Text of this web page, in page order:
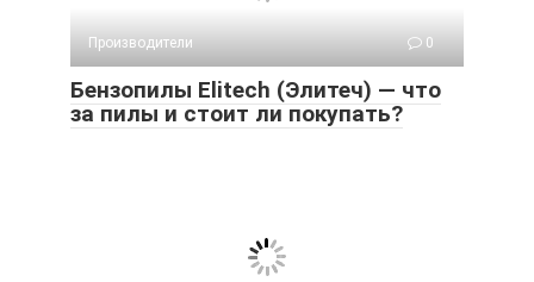
Производители 0
Бензопилы Elitech (Элитеч) — что
за пилы и стоит ли покупать?